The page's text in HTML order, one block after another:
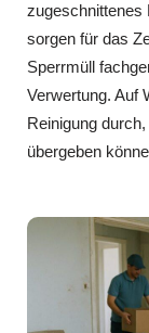
zugeschnittenes
sorgen für das
Sperrmüll
Verwertung. Auf
Reinigung
übergeben